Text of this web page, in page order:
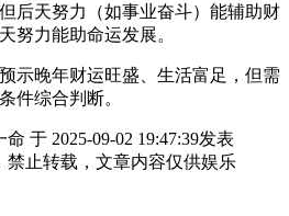
后天努力（如事业奋斗）能辅助财
努力能助命运发展。
示晚年财运旺盛、生活富足，但需
件综合判断。
于 2025-09-02 19:47:39发表
禁止转载，文章内容仅供娱乐